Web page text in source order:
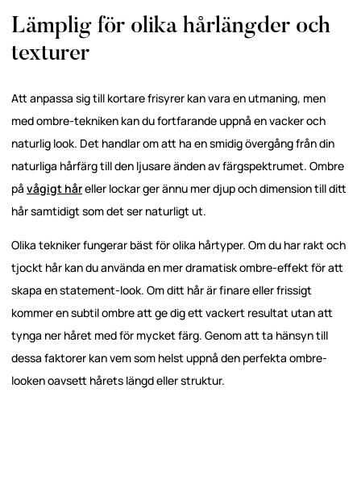
Lämplig för olika hårlängder och
texturer
Att anpassa sig till kortare frisyrer kan vara en utmaning, men
med ombre-tekniken kan du fortfarande uppnå en vacker och
naturlig look. Det handlar om att ha en smidig övergång från din
naturliga hårfärg till den ljusare änden av färgspektrumet. Ombre
på vågigt håreller lockar ger ännu mer djup och dimension till ditt
hår samtidigt som det ser naturligt ut.
Olika tekniker fungerar bäst för olika hårtyper. Om du har rakt och
tjockt hår kan du använda en mer dramatisk ombre-effekt för att
skapa en statement-look. Om ditt hår är finare eller frissigt
kommer en subtil ombre att ge dig ett vackert resultat utan att
tynga ner håret med för mycket färg. Genom att ta hänsyn till
dessa faktorer kan vem som helst uppnå den perfekta ombre-
looken oavsett hårets längd eller struktur.